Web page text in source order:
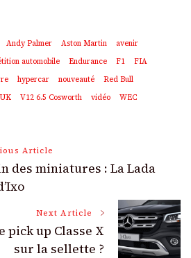
Andy Palmer Aston Martin
avenir
automobile Endurance F1
FIA
hypercar nouveauté
Red Bull
UK V12 6.5 Cosworth vidéo WEC
Article
des miniatures : La Lada
Next Article
pick up Classe X
sur la sellette ?